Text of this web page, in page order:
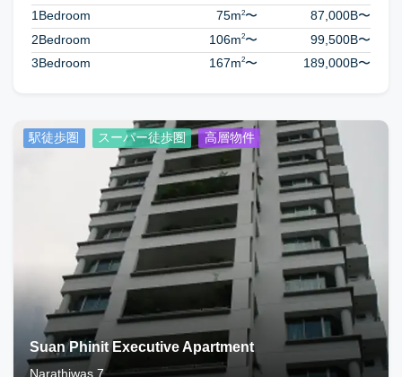
1Bedroom
75m2〜 87,000B〜
2Bedroom
106m2〜 99,500B〜
3Bedroom
167m2〜 189,000B〜
駅徒歩圏 スーパー徒歩圏 高層物件
Suan Phinit Executive Apartment
Narathiwas 7